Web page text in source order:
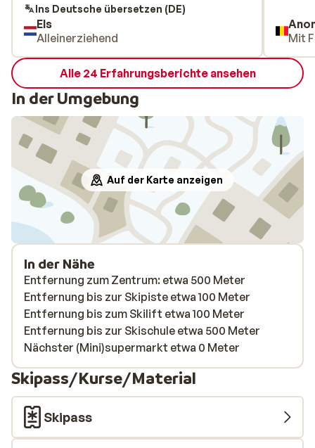
Ins Deutsche übersetzen (DE)
Els
Alleinerziehend
Mit
Alle 24 Erfahrungsberichte ansehen
In der Umgebung
Auf der Karte anzeigen
In der Nähe
Entfernung zum Zentrum: etwa 500 Meter
Entfernung bis zur Skipiste etwa 100 Meter
Entfernung bis zum Skilift etwa 100 Meter
Entfernung bis zur Skischule etwa 500 Meter
Nächster (Mini)supermarkt etwa 0 Meter
Skipass/Kurse/Material
Skipass